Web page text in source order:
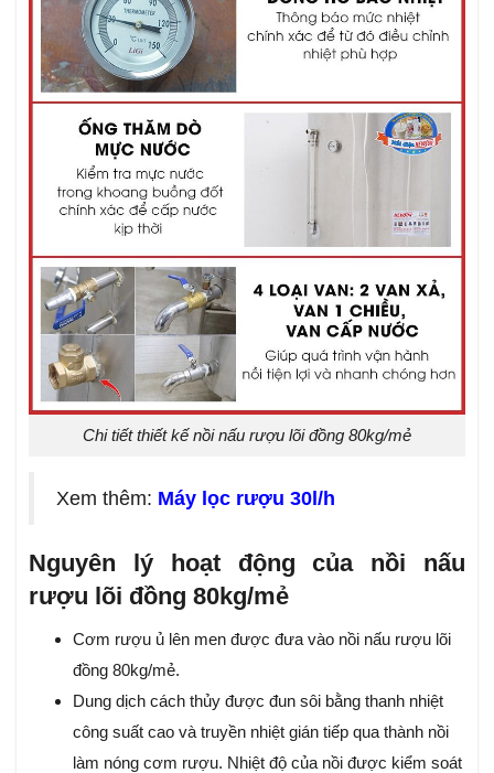
Chi tiết thiết kế nồi nấu rượu lõi đồng 80kg/mẻ
Xem thêm: Máy lọc rượu 30l/h
Nguyên lý hoạt động của nồi nấu
rượu lõi đồng 80kg/mẻ
Cơm rượu ủ lên men được đưa vào nồi nấu rượu lõi
đồng 80kg/mẻ.
Dung dịch cách thủy được đun sôi bằng thanh nhiệt
công suất cao và truyền nhiệt gián tiếp qua thành nồi
làm nóng cơm rượu. Nhiệt độ của nồi được kiểm soát